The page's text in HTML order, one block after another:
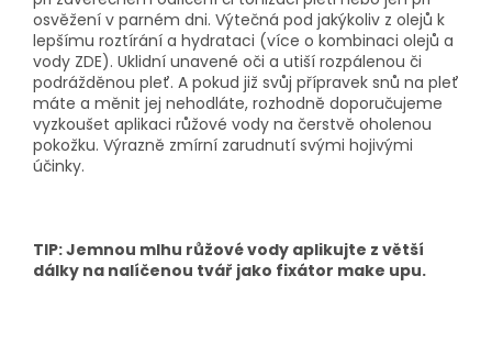
osvěžení v parném dni. Výtečná pod jakýkoliv z olejů k
lepšímu roztírání a hydrataci (více o kombinaci olejů a
vody ZDE). Uklidní unavené oči a utiší rozpálenou či
podrážděnou pleť. A pokud již svůj přípravek snů na pleť
máte a měnit jej nehodláte, rozhodně doporučujeme
vyzkoušet aplikaci růžové vody na čerstvě oholenou
pokožku. Výrazně zmírní zarudnutí svými hojivými
účinky.
TIP: Jemnou mlhu růžové vody aplikujte z větší
dálky na nalíčenou tvář jako fixátor make upu.